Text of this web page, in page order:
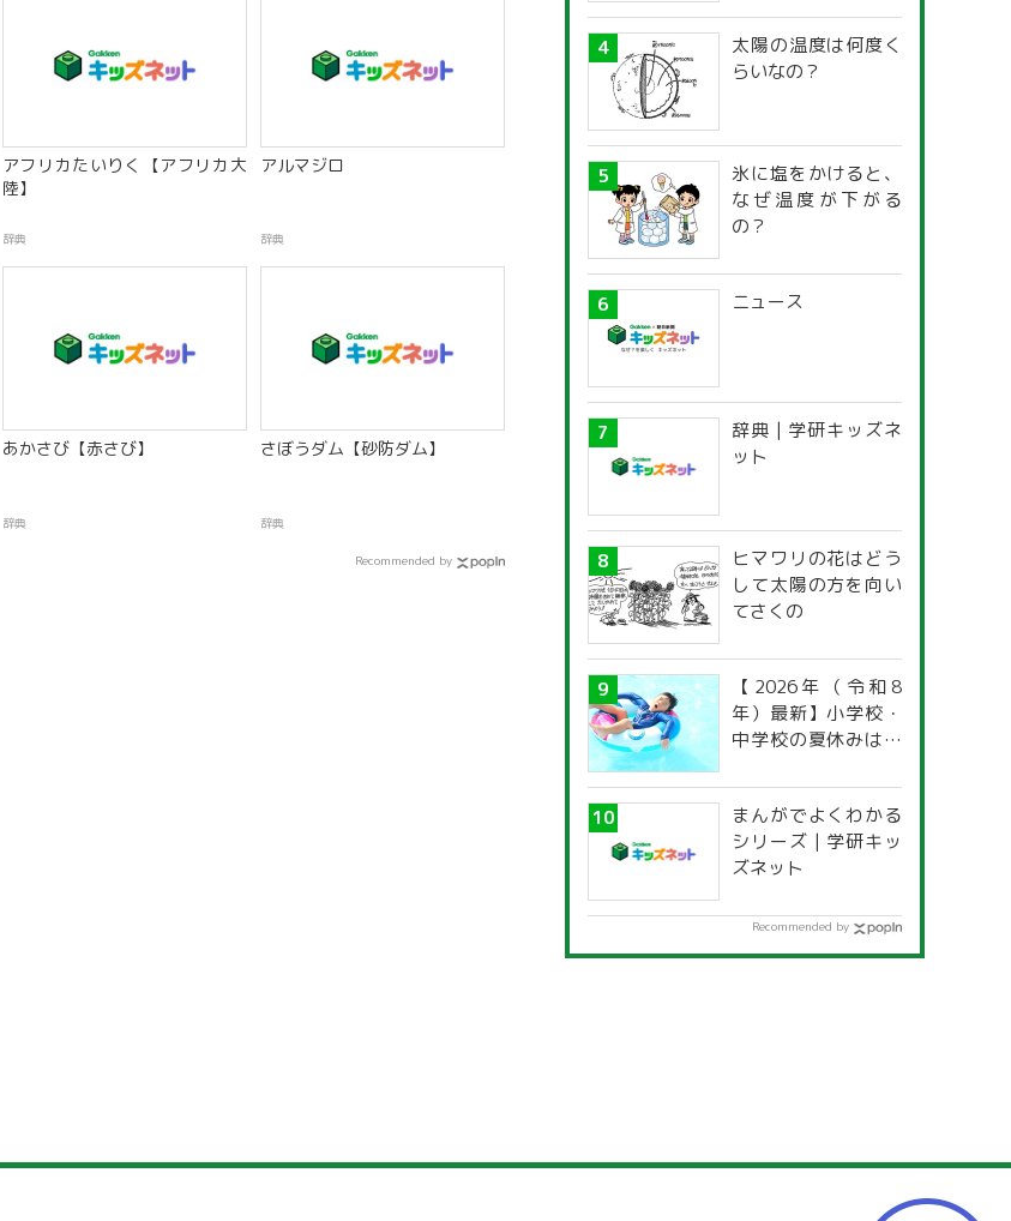
アフリカたいりく【アフリカ大
陸】
辞典
アルマジロ
辞典
あかさび【赤さび】
辞典
さぼうダム【砂防ダム】
辞典
Recommended by
太陽の温度は何度く
らいなの？
氷に塩をかけると、
なぜ温度が下がる
の？
ニュース
辞典 | 学研キッズネ
ット
ヒマワリの花はどう
して太陽の方を向い
てさくの
【2026年（令和8
年）最新】小学校・
中学校の夏休みはい
道府県別「夏季休暇
一覧」
まんがでよくわかる
シリーズ | 学研キッ
ズネット
Recommended by